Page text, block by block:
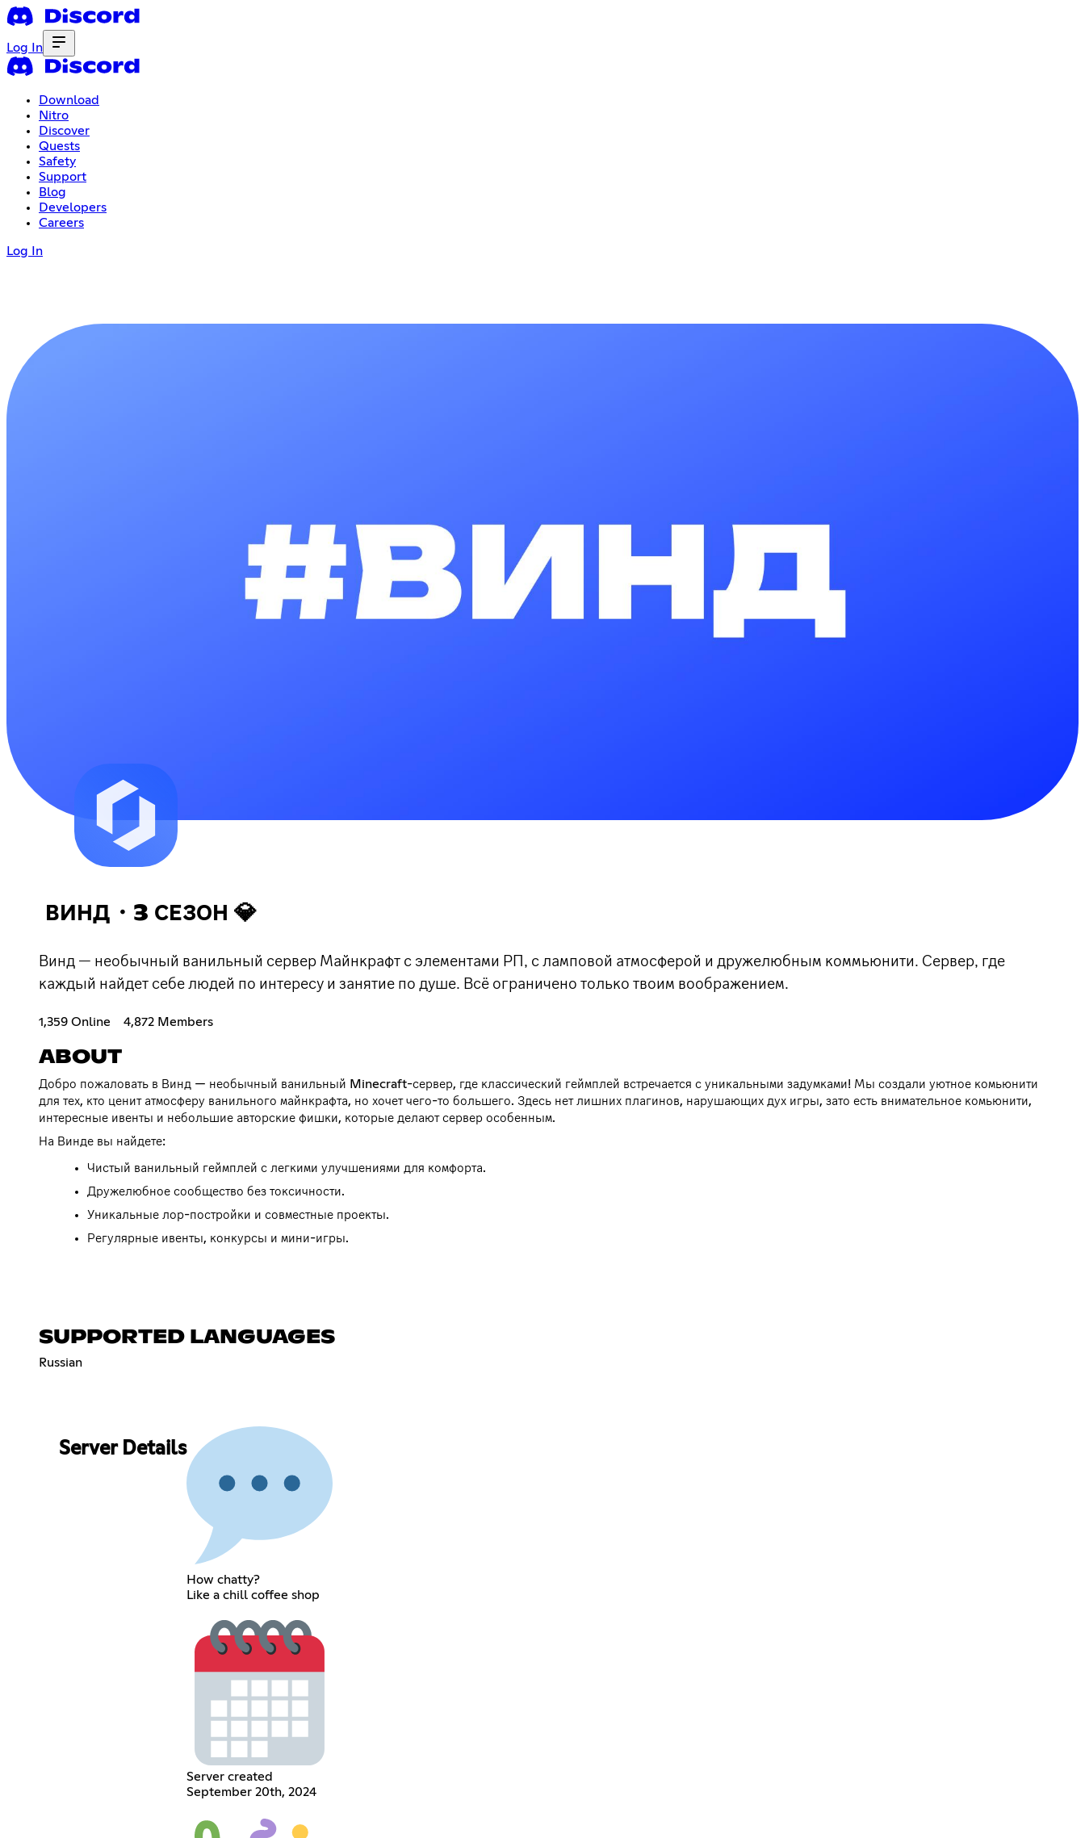
Log In
Download
Nitro
Discover
Quests
Safety
Support
Blog
Developers
Careers
Log In
ВИНД・3 СЕЗОН 💎
Винд — необычный ванильный сервер Майнкрафт с элементами РП, с ламповой атмосферой и дружелюбным коммьюнити. Сервер, где
каждый найдет себе людей по интересу и занятие по душе. Всё ограничено только твоим воображением.
1,359 Online 4,872 Members
ABOUT
Добро пожаловать в Винд — необычный ванильный Minecraft-сервер, где классический геймплей встречается с уникальными задумками! Мы создали уютное комьюнити
для тех, кто ценит атмосферу ванильного майнкрафта, но хочет чего-то большего. Здесь нет лишних плагинов, нарушающих дух игры, зато есть внимательное комьюнити,
интересные ивенты и небольшие авторские фишки, которые делают сервер особенным.
На Винде вы найдете:
Чистый ванильный геймплей с легкими улучшениями для комфорта.
Дружелюбное сообщество без токсичности.
Уникальные лор-постройки и совместные проекты.
Регулярные ивенты, конкурсы и мини-игры.
SUPPORTED LANGUAGES
Russian
Server Details
How chatty?
Like a chill coffee shop
Server created
September 20th, 2024